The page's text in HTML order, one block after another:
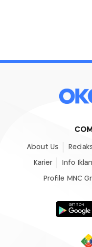
About Us
Karier Info Iklan
Profile MNC